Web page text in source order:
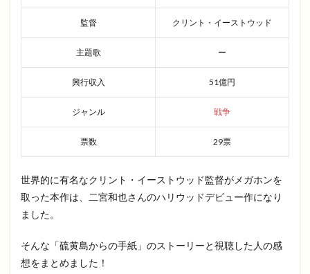
監督 クリント・イーストウッド
主題歌 ー
興行収入 51億円
ジャンル 戦争
票数 29票
世界的に有名なクリント・イーストウッド監督がメガホンを
取った本作は、二宮和也さんのハリウッドデビュー作になり
ました。
そんな「硫黄島からの手紙」のストーリーと視聴した人の感
想をまとめました！